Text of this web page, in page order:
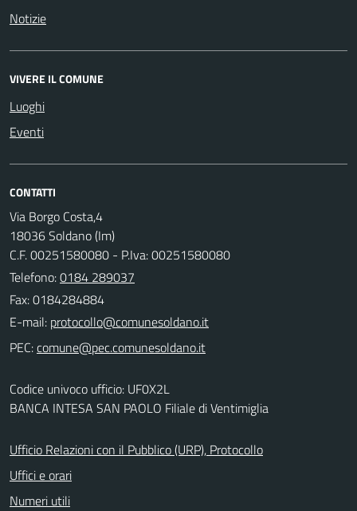
Notizie
VIVERE IL COMUNE
Luoghi
Eventi
CONTATTI
Via Borgo Costa,4
18036 Soldano (Im)
C.F. 00251580080 - P.Iva: 00251580080
Telefono:0184 289037
Fax: 0184284884
E-mail:
PEC:
Codice univoco ufficio: UF0X2L
BANCA INTESA SAN PAOLO Filiale di Ventimiglia
Ufficio Relazioni con il Pubblico (URP), Protocollo
Uffici e orari
Numeri utili